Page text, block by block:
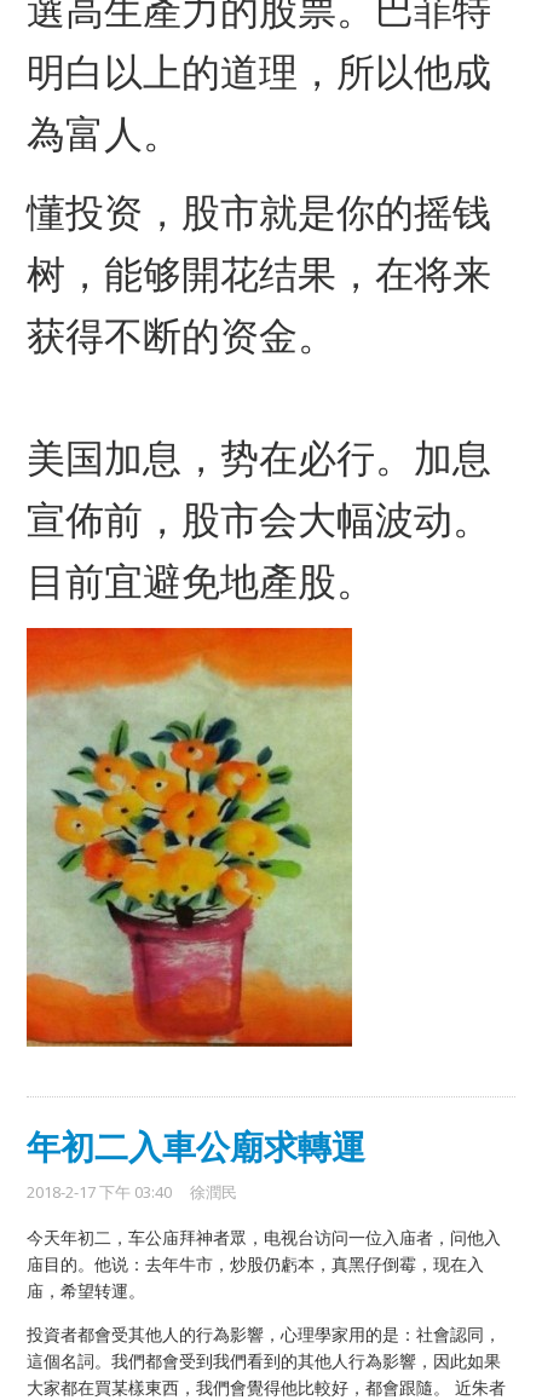
明白以上的道理，所以他成
為富人。
懂投资，股市就是你的摇钱
树，能够開花结果，在将来
获得不断的资金。
美国加息，势在必行。加息
宣佈前，股市会大幅波动。
目前宜避免地產股。
年初二入車公廟求轉運
2018-2-17 下午 03:40 徐潤民
今天年初二，车公庙拜神者眾，电视台访问一位入庙者，问他入
庙目的。他说：去年牛市，炒股仍虧本，真黑仔倒霉，现在入
庙，希望转運。
投資者都會受其他人的行為影響，心理學家用的是：社會認同，
這個名詞。我們都會受到我們看到的其他人行為影響，因此如果
大家都在買某樣東西，我們會覺得他比較好，都會跟隨。 近朱者